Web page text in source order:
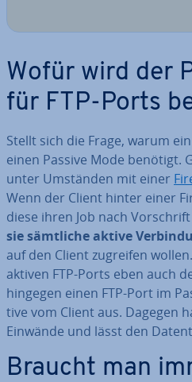
Wofür wird der
für FTP-Ports
Stellt sich die Frage, warum
einen Passive Mode benötigt.
unter Umständen mit einer
Wenn der Client hinter einer
diese ihren Job nach
sie sämtliche aktive
auf den Client zugreifen
aktiven FTP-Ports eben auch
hingegen einen FTP-Port im
ti­ve vom Client aus. Dagegen
Einwände und lässt den
Braucht man